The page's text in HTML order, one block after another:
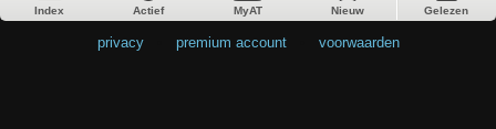
Index Actief MyAT Nieuw Gelezen
privacy premium account voorwaarden